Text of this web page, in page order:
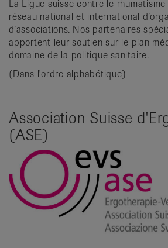
La Ligue suisse contre le
réseau national et international
d’associations. Nos partenaires
apportent leur soutien sur le plan
domaine de la politique sanitaire.
(Dans l'ordre alphabétique)
Association Suisse
(ASE)